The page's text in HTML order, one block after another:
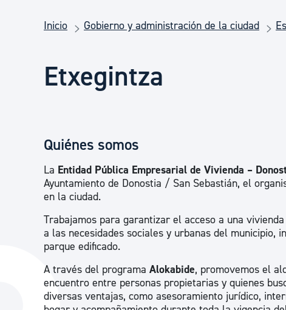
Seguridad ciudadana y emergencias
Salud Pública, animales y consumo
Participación ciudadana y asociacionismo
La ciudad Actualidad
Inicio Gobierno y administración de la ciudad
Etxegintza
Quiénes somos
La Entidad Pública Empresarial de Vivienda –
Ayuntamiento de Donostia / San Sebastián, el
en la ciudad.
Trabajamos para garantizar el acceso a una
a las necesidades sociales y urbanas del municipio,
parque edificado.
A través del programa Alokabide, promovemos el
encuentro entre personas propietarias y quienes
diversas ventajas, como asesoramiento jurídico,